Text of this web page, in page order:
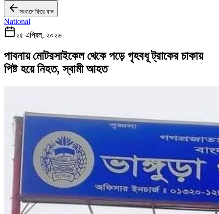
সংবাদে ফিরে যান
National
২৫ এপ্রিল, ২০২৬
পাবনায় মোটরসাইকেল থেকে পড়ে গৃহবধূ ট্রাকের চাকায়
পিষ্ট হয়ে নিহত, স্বামী আহত